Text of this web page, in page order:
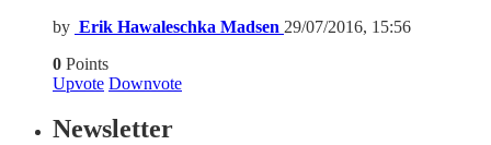
by Erik Hawaleschka Madsen 29/07/2016, 15:56
0 Points
Upvote Downvote
Newsletter